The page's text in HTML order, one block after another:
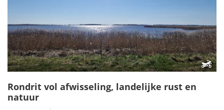
Rondrit vol afwisseling, landelijke rust en
natuur